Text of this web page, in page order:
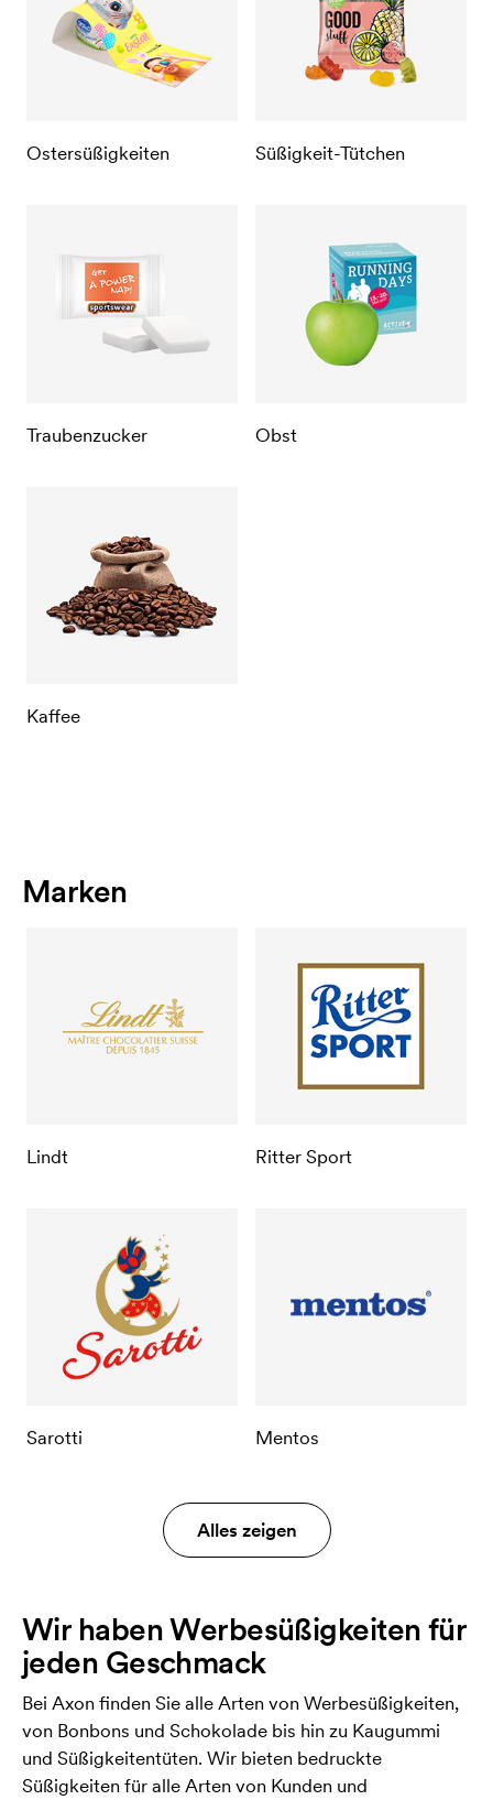
Ostersüßigkeiten Süßigkeit-Tütchen
Traubenzucker Obst
Kaffee
Marken
Lindt Ritter Sport
Sarotti Mentos
Alles zeigen
Wir haben Werbesüßigkeiten für
jeden Geschmack
Bei Axon finden Sie alle Arten von Werbesüßigkeiten,
von Bonbons und Schokolade bis hin zu Kaugummi
und Süßigkeitentüten. Wir bieten bedruckte
Süßigkeiten für alle Arten von Kunden und